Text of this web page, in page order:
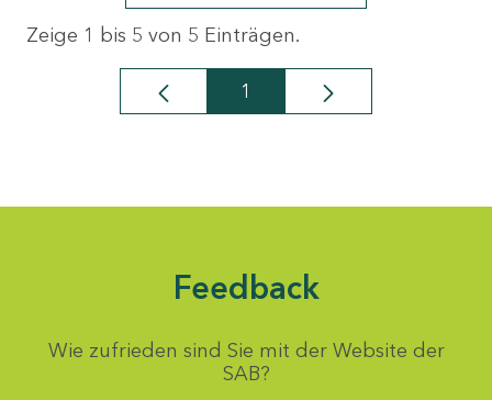
Zeige 1 bis 5 von 5 Einträgen.
Seite
1
Feedback
Wie zufrieden sind Sie mit der Website der
SAB?